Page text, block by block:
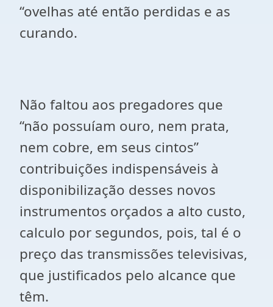
“ovelhas até então perdidas e as
curando.
Não faltou aos pregadores que
“não possuíam ouro, nem prata,
nem cobre, em seus cintos”
contribuições indispensáveis à
disponibilização desses novos
instrumentos orçados a alto custo,
calculo por segundos, pois, tal é o
preço das transmissões televisivas,
que justificados pelo alcance que
têm.